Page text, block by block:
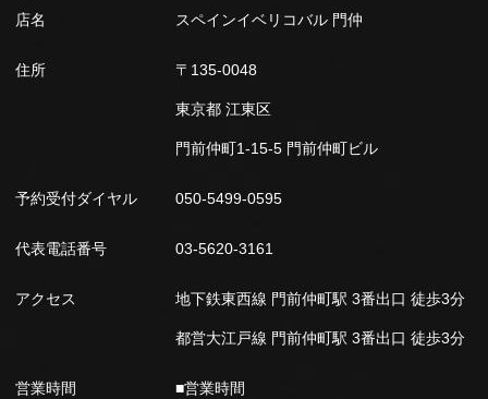
店名 スペインイベリコバル 門仲
住所 〒135-0048
東京都 江東区
門前仲町1-15-5 門前仲町ビル
予約受付ダイヤル 050-5499-0595
代表電話番号 03-5620-3161
アクセス 地下鉄東西線 門前仲町駅 3番出口 徒歩3分
都営大江戸線 門前仲町駅 3番出口 徒歩3分
営業時間 ■営業時間